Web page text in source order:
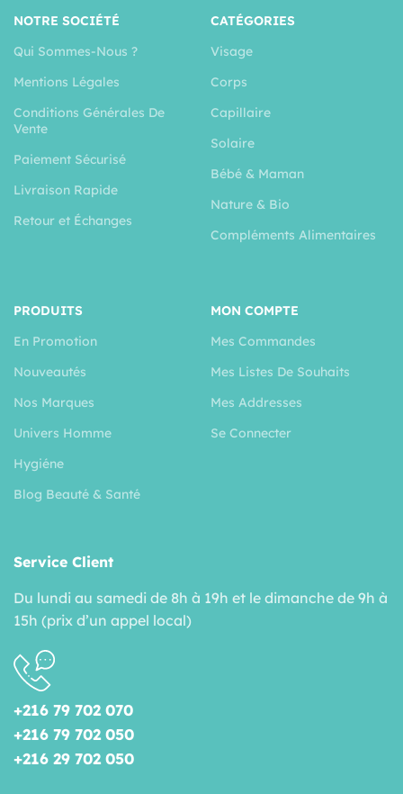
NOTRE SOCIÉTÉ
Qui Sommes-Nous ?
Mentions Légales
Conditions Générales De
Vente
Paiement Sécurisé
Livraison Rapide
Retour et Échanges
CATÉGORIES
Visage
Corps
Capillaire
Solaire
Bébé & Maman
Nature & Bio
Compléments Alimentaires
PRODUITS
En Promotion
Nouveautés
Nos Marques
Univers Homme
Hygiéne
Blog Beauté & Santé
MON COMPTE
Mes Commandes
Mes Listes De Souhaits
Mes Addresses
Se Connecter
Service Client
Du lundi au samedi de 8h à 19h et le dimanche de 9h à
15h (prix d’un appel local)
+216 79 702 070
+216 79 702 050
+216 29 702 050